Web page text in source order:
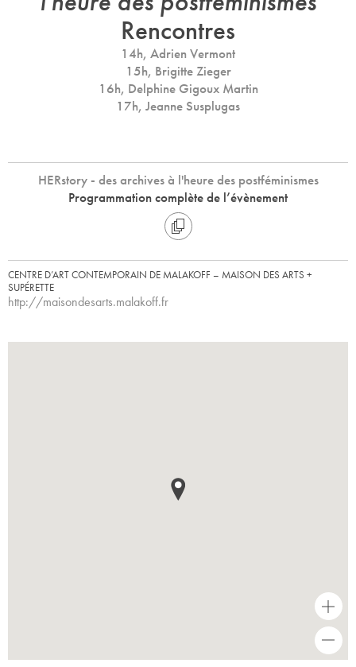
Rencontres
14h, Adrien Vermont
15h, Brigitte Zieger
16h, Delphine Gigoux Martin
17h, Jeanne Susplugas
HERstory - des archives à l'heure des postféminismes
Programmation complète de l’évènement
CENTRE D’ART CONTEMPORAIN DE MALAKOFF – MAISON DES ARTS +
SUPÉRETTE
http://maisondesarts.malakoff.fr
+